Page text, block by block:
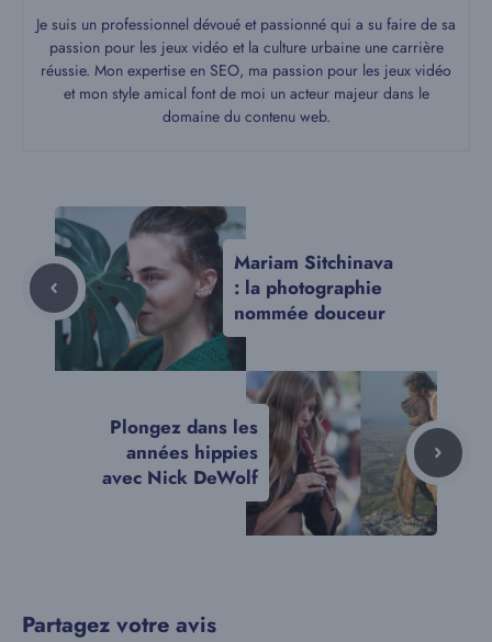
Je suis un professionnel dévoué et passionné qui a su faire de sa
passion pour les jeux vidéo et la culture urbaine une carrière
réussie. Mon expertise en SEO, ma passion pour les jeux vidéo
et mon style amical font de moi un acteur majeur dans le
domaine du contenu web.
Mariam Sitchinava
: la photographie
nommée douceur
Plongez dans les
années hippies
avec Nick DeWolf
Partagez votre avis